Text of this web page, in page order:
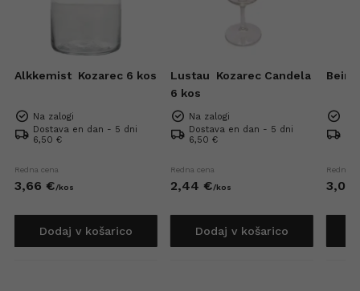
Alkkemist Kozarec 6 kos
Na zalogi
Dostava en dan - 5 dni
6,50 €
Redna cena
3,66 €/kos
Dodaj v košarico
Lustau
Kozarec Candela
6 kos
Na zalogi
Dostava en dan - 5 dni
6,50 €
Redna cena
2,44 €/kos
Dodaj v košarico
Redna
3,05